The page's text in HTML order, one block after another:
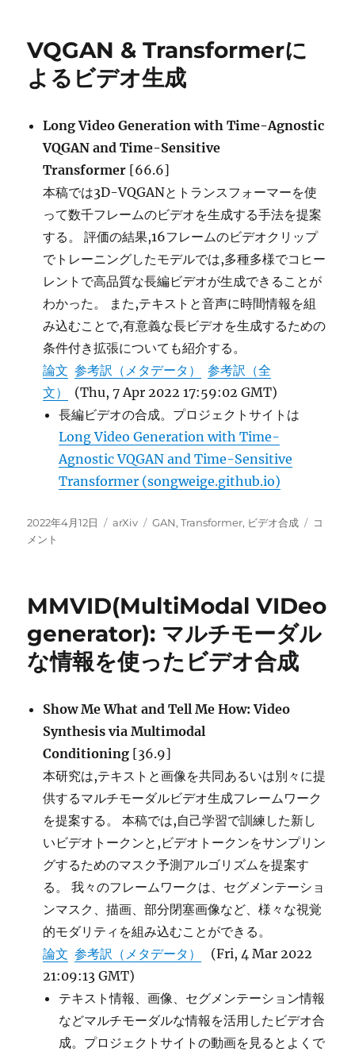
か
オ
VQGAN & Transformerに
よるビデオ生成
Long Video Generation with Time-Agnostic
VQGAN and Time-Sensitive
Transformer [66.6]
本稿では3D-VQGANとトランスフォーマーを使
って数千フレームのビデオを生成する手法を提案
する。 評価の結果,16フレームのビデオクリップ
でトレーニングしたモデルでは,多種多様でコヒー
レントで高品質な長編ビデオが生成できることが
わかった。 また,テキストと音声に時間情報を組
み込むことで,有意義な長ビデオを生成するための
条件付き拡張についても紹介する。
論文 参考訳（メタデータ）
参考訳（全
文）
(Thu, 7 Apr 2022 17:59:02 GMT)
長編ビデオの合成。プロジェクトサイトは
Long Video Generation with Time-
Agnostic VQGAN and Time-Sensitive
Transformer (songweige.github.io)
投
稿
2022年4月12日
カ
arXiv
タ
GAN,Transformer, ビデオ合成
VQGAN
る
デ
コ
メント
MMVID(MultiModal VIDeo
generator): マルチモーダル
な情報を使ったビデオ合成
Show Me What and Tell Me How: Video
Synthesis via Multimodal
Conditioning [36.9]
本研究は,テキストと画像を共同あるいは別々に提
供するマルチモーダルビデオ生成フレームワーク
を提案する。 本稿では,自己学習で訓練した新し
いビデオトークンと,ビデオトークンをサンプリン
グするためのマスク予測アルゴリズムを提案す
る。 我々のフレームワークは、セグメンテーショ
ンマスク、描画、部分閉塞画像など、様々な視覚
的モダリティを組み込むことができる。
論文 参考訳（メタデータ）
(Fri, 4 Mar 2022
21:09:13 GMT)
テキスト情報、画像、セグメンテーション情報
などマルチモーダルな情報を活用したビデオ合
成。プロジェクトサイトの動画を見るとよくで